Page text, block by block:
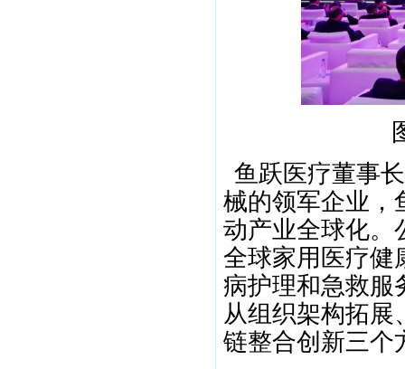
鱼跃医疗董事
械的领军企业，
动产业全球化。
全球家用医疗健
病护理和急救服
从组织架构拓展
链整合创新三个